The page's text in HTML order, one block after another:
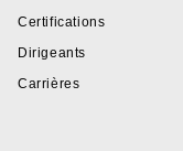
Certifications
Dirigeants
Carrières